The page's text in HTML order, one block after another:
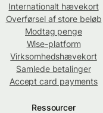
Internationalt hævekort
Overførsel af store beløb
Modtag penge
Wise-platform
Virksomhedshævekort
Samlede betalinger
Accept card payments
Ressourcer